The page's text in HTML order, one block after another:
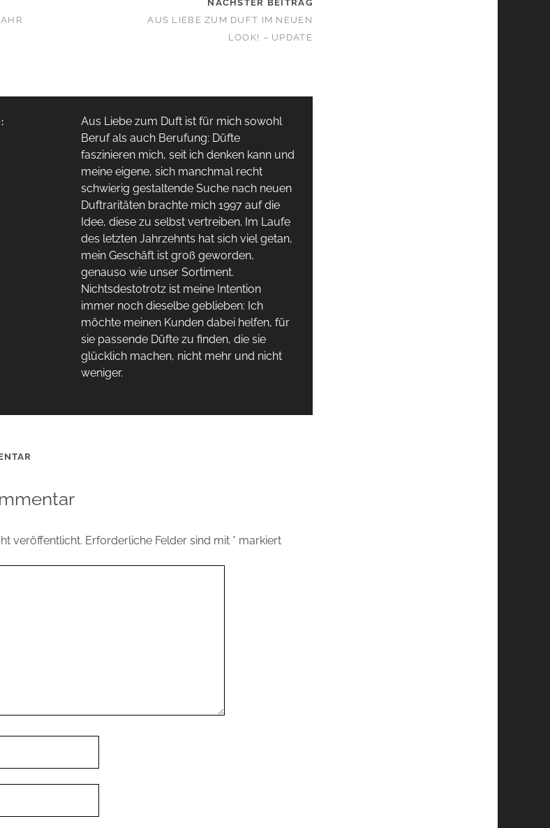
NÄCHSTER BEITRAG
AUS LIEBE ZUM DUFT IM NEUEN
LOOK! – UPDATE
Aus Liebe zum Duft ist für mich sowohl
Beruf als auch Berufung: Düfte
faszinieren mich, seit ich denken kann und
meine eigene, sich manchmal recht
schwierig gestaltende Suche nach neuen
Duftraritäten brachte mich 1997 auf die
Idee, diese zu selbst vertreiben. Im Laufe
des letzten Jahrzehnts hat sich viel getan,
mein Geschäft ist groß geworden,
genauso wie unser Sortiment.
Nichtsdestotrotz ist meine Intention
immer noch dieselbe geblieben: Ich
möchte meinen Kunden dabei helfen, für
sie passende Düfte zu finden, die sie
glücklich machen, nicht mehr und nicht
weniger.
veröffentlicht. Erforderliche Felder sind mit * markiert